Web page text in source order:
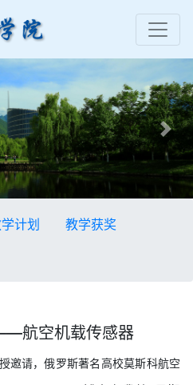
Next
计划
教学获奖
航空机载传感器
邀请，俄罗斯著名高校莫斯科航空